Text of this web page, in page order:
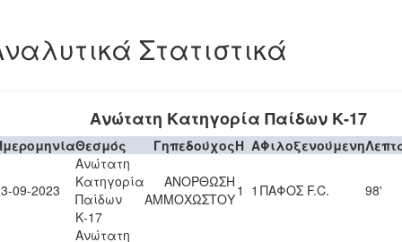
Στατιστικά
Ανώτατη Κατηγορία Παίδων Κ-17
Θεσμός ΓηπεδούχοςH AΦιλοξενούμενη
09-2023
Ανώτατη
Κατηγορία
Παίδων
Κ-17
ΑΝΟΡΘΩΣΗ
ΑΜΜΟΧΩΣΤΟΥ1 1 ΠΑΦΟΣ F.C. 98'
Ανώτατη